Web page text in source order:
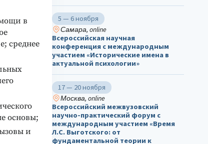
в
среднее
основы;
и
5 — 6 ноября
Самара, online
Всероссийская научная
конференция с международным
участием «Исторические имена в
актуальной психологии»
17 — 20 ноября
Москва, online
Всероссийский межвузовский
научно-практический форум с
международным участием «Время
Л.С. Выготского: от
фундаментальной теории к